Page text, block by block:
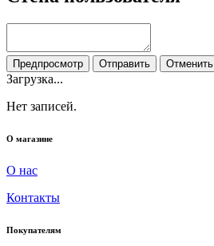
Предпросмотр Отправить Отменить
Загрузка...
Нет записей.
О магазине
О нас
Контакты
Покупателям